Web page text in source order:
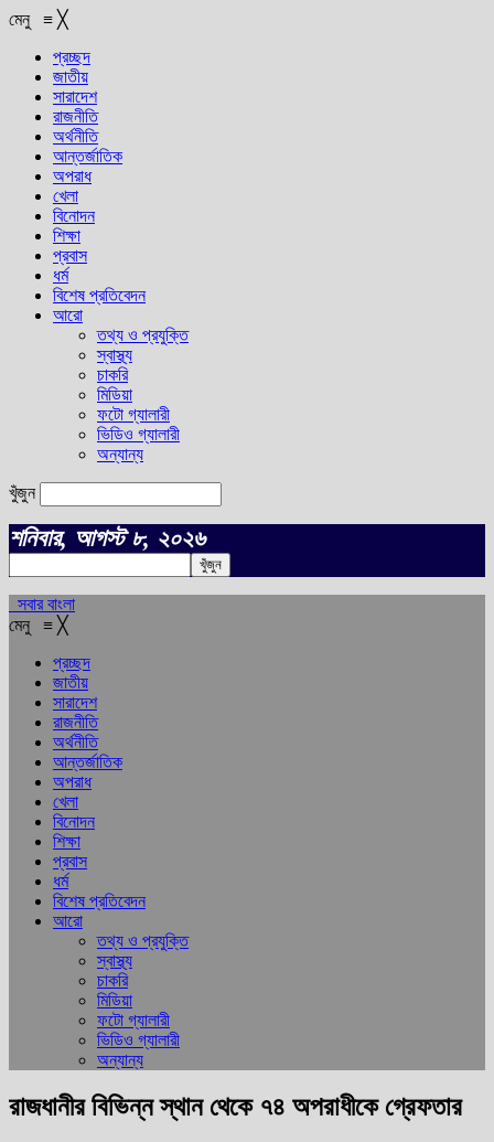
মেনু ≡ ╳
প্রচ্ছদ
জাতীয়
সারাদেশ
রাজনীতি
অর্থনীতি
আন্তর্জাতিক
অপরাধ
খেলা
বিনোদন
শিক্ষা
প্রবাস
ধর্ম
বিশেষ প্রতিবেদন
আরো
তথ্য ও প্রযুক্তি
স্বাস্থ্য
চাকরি
মিডিয়া
ফটো গ্যালারী
ভিডিও গ্যালারী
অন্যান্য
খুঁজুন
শনিবার, আগস্ট ৮, ২০২৬
সবার বাংলা
মেনু ≡ ╳
প্রচ্ছদ
জাতীয়
সারাদেশ
রাজনীতি
অর্থনীতি
আন্তর্জাতিক
অপরাধ
খেলা
বিনোদন
শিক্ষা
প্রবাস
ধর্ম
বিশেষ প্রতিবেদন
আরো
তথ্য ও প্রযুক্তি
স্বাস্থ্য
চাকরি
মিডিয়া
ফটো গ্যালারী
ভিডিও গ্যালারী
অন্যান্য
রাজধানীর বিভিন্ন স্থান থেকে ৭৪ অপরাধীকে গ্রেফতার